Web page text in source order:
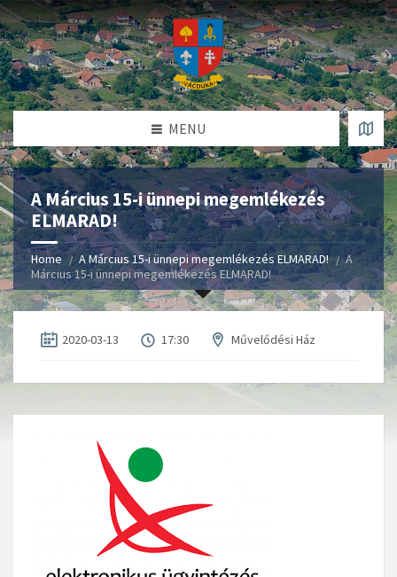
MENU
A Március 15-i ünnepi megemlékezés
ELMARAD!
Home A Március 15-i ünnepi megemlékezés ELMARAD!
A
Március 15-i ünnepi megemlékezés ELMARAD!
2020-03-13 17:30 Művelődési Ház